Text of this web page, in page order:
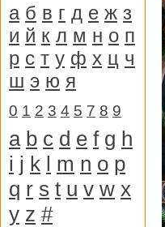
а б в г д е ж з
и й к л м н о п
р с т у ф х ц ч
ш э ю я
0 1 2 3 4 5 7 8 9
a b c d e f g h
i j k l m n o p
q r s t u v w x
y z #